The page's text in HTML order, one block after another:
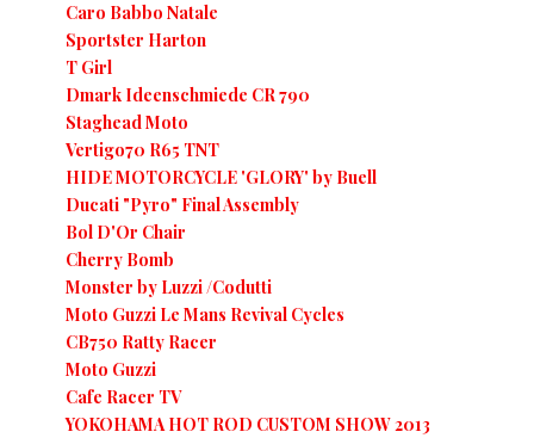
Caro Babbo Natale
Sportster Harton
T Girl
Dmark Ideenschmiede CR 790
Staghead Moto
Vertigo70 R65 TNT
HIDE MOTORCYCLE 'GLORY' by Buell
Ducati "Pyro" Final Assembly
Bol D'Or Chair
Cherry Bomb
Monster by Luzzi /Codutti
Moto Guzzi Le Mans Revival Cycles
CB750 Ratty Racer
Moto Guzzi
Cafe Racer TV
YOKOHAMA HOT ROD CUSTOM SHOW 2013